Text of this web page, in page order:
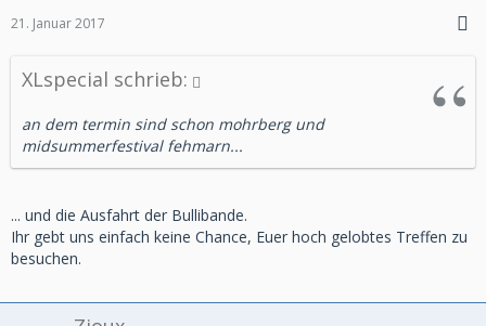
21. Januar 2017
XLspecial schrieb:
an dem termin sind schon mohrberg und
midsummerfestival fehmarn...
... und die Ausfahrt der Bullibande.
Ihr gebt uns einfach keine Chance, Euer hoch gelobtes Treffen zu
besuchen.